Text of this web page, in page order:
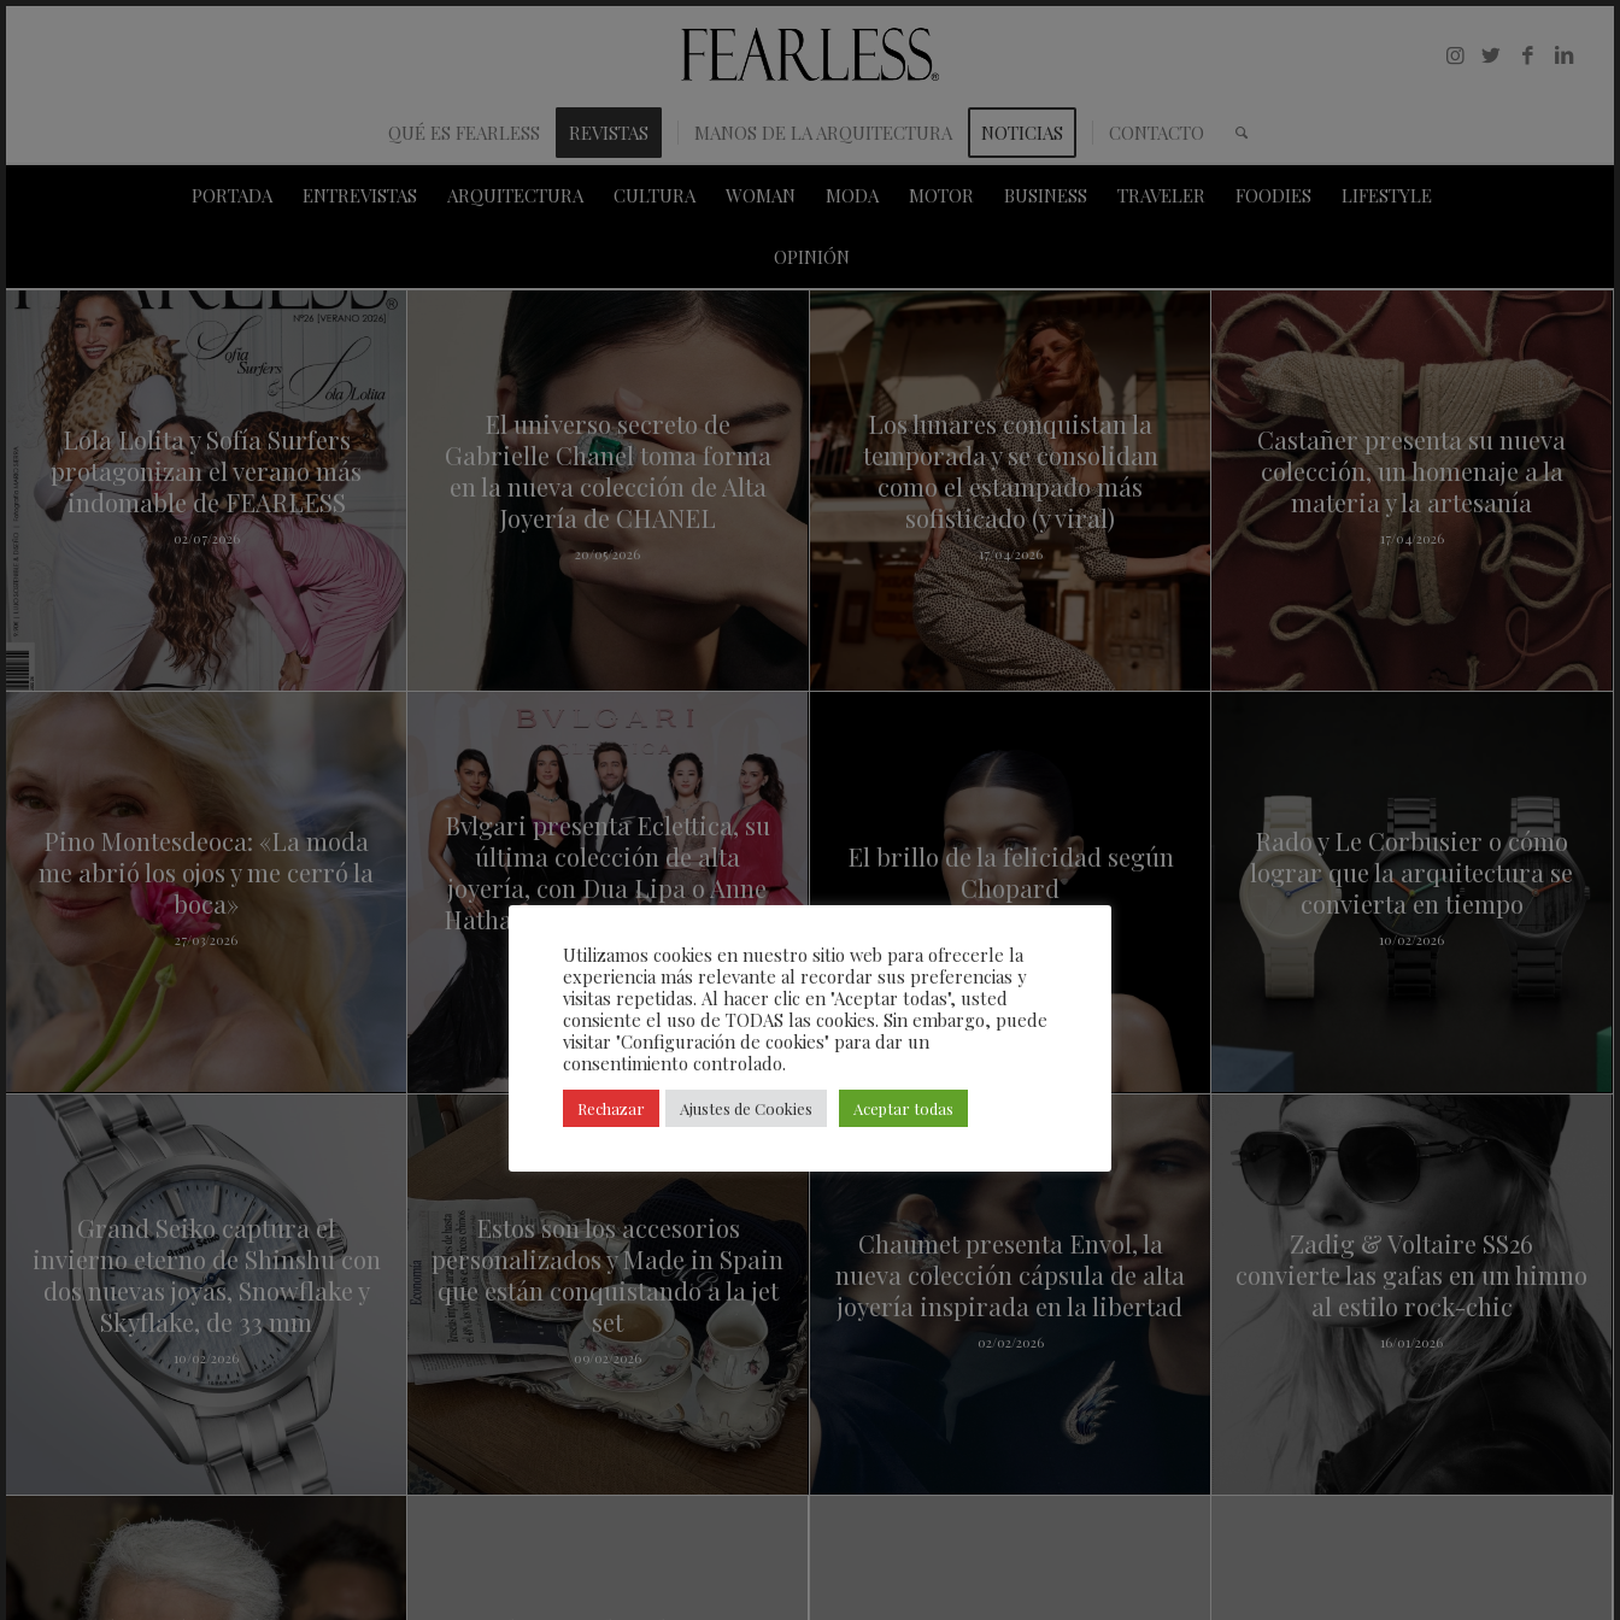
QUÉ ES FEARLESS REVISTAS MANOS DE LA ARQUITECTURA NOTICIAS CONTACTO
PORTADA ENTREVISTAS ARQUITECTURA CULTURA WOMAN MODA MOTOR BUSINESS TRAVELER FOODIES LIFESTYLE
OPINIÓN
Lola Lolita y Sofía Surfers
protagonizan el verano más
indomable de FEARLESS
02/07/2026
El universo secreto de
Gabrielle Chanel toma forma
en la nueva colección de Alta
Joyería de CHANEL
20/05/2026
Los lunares conquistan la
temporada y se consolidan
como el estampado más
sofisticado (y viral)
17/04/2026
Castañer presenta su nueva
colección, un homenaje a la
materia y la artesanía
17/04/2026
Pino Montesdeoca: «La moda
me abrió los ojos y me cerró la
boca»
27/03/2026
Bvlgari presenta Eclettica, su
última colección de alta
joyería, con Dua Lipa o Anne
Hathaway entre sus invitadas
26/03/2026
El brillo de la felicidad según
Chopard
Rado y Le Corbusier o cómo
lograr que la arquitectura se
convierta en tiempo
10/02/2026
Grand Seiko captura el
invierno eterno de Shinshu con
dos nuevas joyas, Snowflake y
Skyflake, de 33 mm
10/02/2026
Estos son los accesorios
personalizados y Made in Spain
que están conquistando a la jet
set
09/02/2026
Chaumet presenta Envol, la
nueva colección cápsula de alta
joyería inspirada en la libertad
02/02/2026
Zadig & Voltaire SS26
convierte las gafas en un himno
al estilo rock-chic
16/01/2026
Utilizamos cookies en nuestro sitio web para ofrecerle la
experiencia más relevante al recordar sus preferencias y
visitas repetidas. Al hacer clic en "Aceptar todas", usted
consiente el uso de TODAS las cookies. Sin embargo, puede
visitar "Configuración de cookies" para dar un
consentimiento controlado.
Rechazar Ajustes de Cookies Aceptar todas